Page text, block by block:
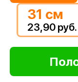
31 см
23,90 руб.